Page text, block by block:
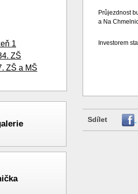
Průjezdnost
a Na
Investorem
Sdílet
1
ZŠ
ZŠ a MŠ